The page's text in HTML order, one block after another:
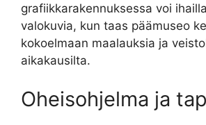
grafiikkarakennuksessa voi
valokuvia, kun taas päämuseo
kokoelmaan maalauksia ja
aikakausilta.
Oheisohjelma ja